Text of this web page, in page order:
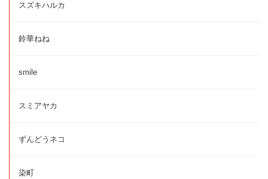
スズキハルカ
鈴華ねね
smile
スミアヤカ
ずんどうネコ
染町